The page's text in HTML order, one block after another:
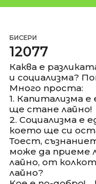
БИСЕРИ
12077
Каква е
и социализма?
Много проста:
1. Капитализма
ще стане лайно!
2. Социализма е
което ще си
Тоест,
може да приеме
лайно, от
лайно?